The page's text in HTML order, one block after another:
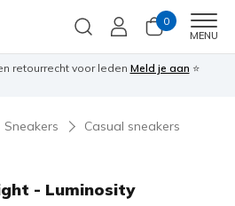
0
MENU
retourrecht voor leden Meld je aan ⭐
Sneakers Casual sneakers
- Luminosity